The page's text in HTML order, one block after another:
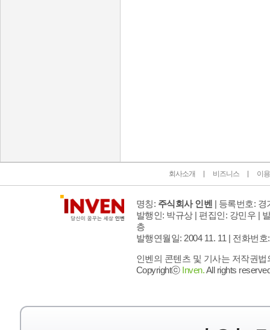
회사소개 비즈니스 이
명칭: 주식회사 인벤 | 등록번호: 경
발행인: 박규상 | 편집인: 강민우 |
층
발행연월일: 2004 11. 11 | 전화번호
인벤의 콘텐츠 및 기사는 저작권
Copyrightⓒ Inven.All rights